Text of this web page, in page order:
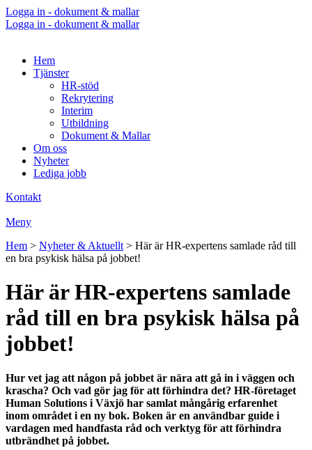
Logga in - dokument & mallar
Logga in - dokument & mallar
Hem
Tjänster
HR-stöd
Rekrytering
Interim
Utbildning
Dokument & Mallar
Om oss
Nyheter
Lediga jobb
Kontakt
Meny
Hem > Nyheter & Aktuellt > Här är HR-expertens samlade råd till
en bra psykisk hälsa på jobbet!
Här är HR-expertens samlade
råd till en bra psykisk hälsa på
jobbet!
Hur vet jag att någon på jobbet är nära att gå in i väggen och
krascha? Och vad gör jag för att förhindra det? HR-företaget
Human Solutions i Växjö har samlat mångårig erfarenhet
inom området i en ny bok. Boken är en användbar guide i
vardagen med handfasta råd och verktyg för att förhindra
utbrändhet på jobbet.